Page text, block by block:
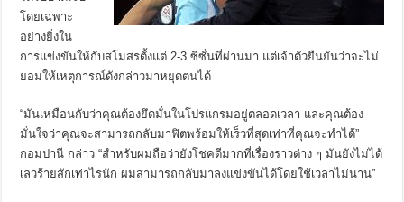
โดยเฉพาะ
อย่างยิ่งใน
การแข่งขันให้กับสโมสรตั้งแต่ 2-3 ซีซั่นที่ผ่านมา แต่เจ้าตัวยืนยันว่าจะไม่
ยอมให้เหตุการณ์ดังกล่าวมาหยุดตนได้
“มันเหมือนกับว่าคุณต้องยึดมั่นในโปรแกรมอยู่ตลอดเวลา และคุณต้อง
มั่นใจว่าคุณจะสามารถกลับมาฟิตพร้อมให้เร็วที่สุดเท่าที่คุณจะทำได้”
กอมปานี กล่าว “สำหรับผมถือว่ายังโชคดีมากที่เรื่องราวต่าง ๆ มันยังไม่ได้
เลวร้ายสักเท่าไรนัก ผมสามารถกลับมาลงแข่งขันได้โดยใช้เวลาไม่นาน”